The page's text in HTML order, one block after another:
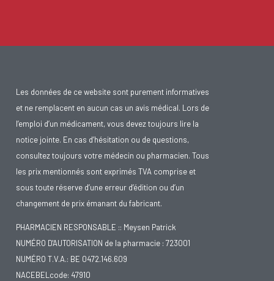
Les données de ce website sont purement informatives
et ne remplacent en aucun cas un avis médical. Lors de
l’emploi d’un médicament, vous devez toujours lire la
notice jointe. En cas d’hésitation ou de questions,
consultez toujours votre médecin ou pharmacien. Tous
les prix mentionnés sont exprimés TVA comprise et
sous toute réserve d’une erreur d’édition ou d’un
changement de prix émanant du fabricant.
PHARMACIEN RESPONSABLE :: Meysen Patrick
NUMÉRO D'AUTORISATION de la pharmacie : 723001
NUMÉRO T.V.A.: BE 0472.146.609
NACEBELcode: 47910